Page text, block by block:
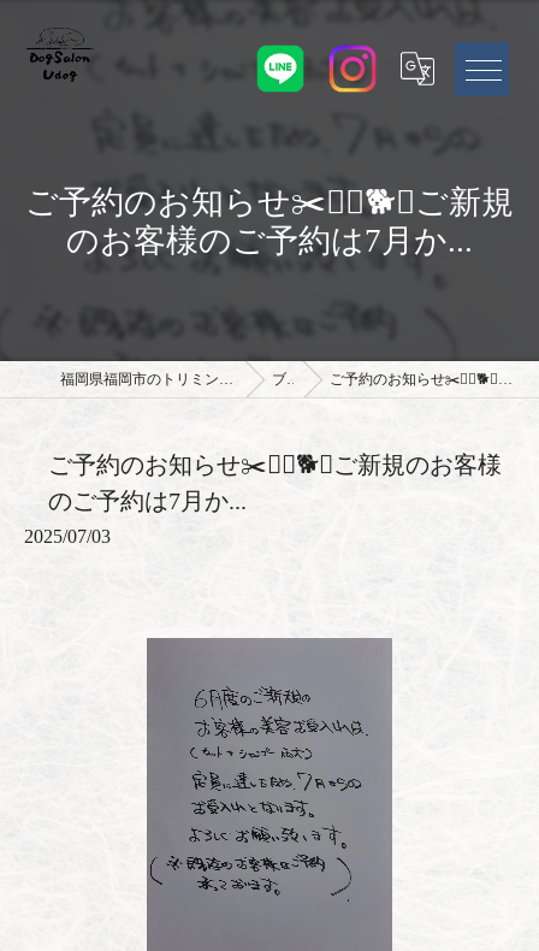
ご予約のお知らせ✂️🐕‍🦺🐕🐩ご新規
のお客様のご予約は7月か...
福岡県福岡市のトリミングサロンならドッグサロン Udog ブログ ご予約のお知らせ✂️🐕‍🦺🐕🐩ご新規のお客様のご予約は7月か...
ご予約のお知らせ✂️🐕‍🦺🐕🐩ご新規のお客様
のご予約は7月か...
2025/07/03